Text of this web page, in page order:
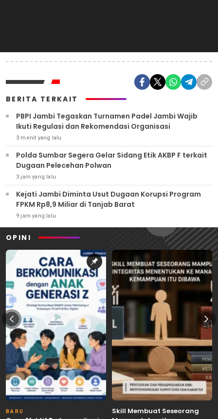
BERITA TERKAIT
PBPI Jambi Tegaskan Turnamen Padel Jambi Wajib
Ikuti Regulasi dan Rekomendasi Organisasi
3 menit yang lalu
Polda Sumbar Segera Gelar Sidang Etik AKBP F terkait
Dugaan Pelecehan Polwan
3 jam yang lalu
Kejati Jambi Diminta Usut Dugaan Korupsi Program
FPKM Rp8,9 Miliar di Tanjab Barat
9 jam yang lalu
OPINI
BARU
Skill Membuat Seseorang